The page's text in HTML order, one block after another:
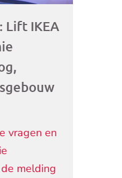
Lift IKEA
vragen en
melding